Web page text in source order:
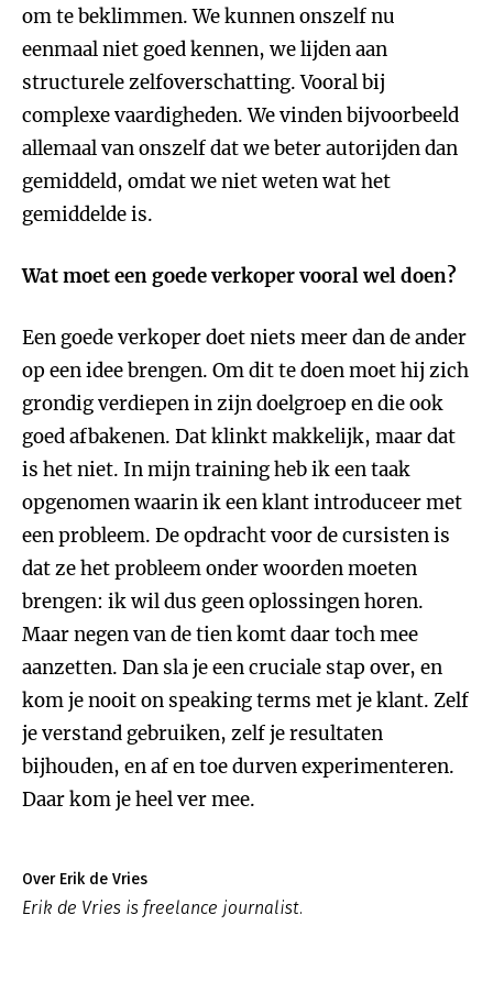
om te beklimmen. We kunnen onszelf nu
eenmaal niet goed kennen, we lijden aan
structurele zelfoverschatting. Vooral bij
complexe vaardigheden. We vinden bijvoorbeeld
allemaal van onszelf dat we beter autorijden dan
gemiddeld, omdat we niet weten wat het
gemiddelde is.
Wat moet een goede verkoper vooral wel doen?
Een goede verkoper doet niets meer dan de ander
op een idee brengen. Om dit te doen moet hij zich
grondig verdiepen in zijn doelgroep en die ook
goed afbakenen. Dat klinkt makkelijk, maar dat
is het niet. In mijn training heb ik een taak
opgenomen waarin ik een klant introduceer met
een probleem. De opdracht voor de cursisten is
dat ze het probleem onder woorden moeten
brengen: ik wil dus geen oplossingen horen.
Maar negen van de tien komt daar toch mee
aanzetten. Dan sla je een cruciale stap over, en
kom je nooit on speaking terms met je klant. Zelf
je verstand gebruiken, zelf je resultaten
bijhouden, en af en toe durven experimenteren.
Daar kom je heel ver mee.
Over Erik de Vries
Erik de Vries is freelance journalist.